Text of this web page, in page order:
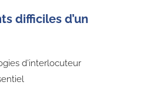
difficiles d’un
d’interlocuteur